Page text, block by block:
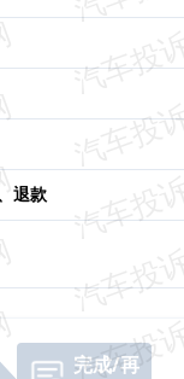
退款
完成/再